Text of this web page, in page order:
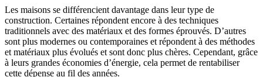
Les maisons se différencient davantage dans leur type de
construction. Certaines répondent encore à des techniques
traditionnels avec des matériaux et des formes éprouvés. D’autres
sont plus modernes ou contemporaines et répondent à des méthodes
et matériaux plus évolués et sont donc plus chères. Cependant, grâce
à leurs grandes économies d’énergie, cela permet de rentabiliser
cette dépense au fil des années.